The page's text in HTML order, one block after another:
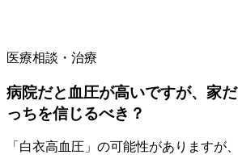
医療相談・治療
病院だと血圧が高いですが、家
っちを信じるべき？
「白衣高血圧」の可能性がありますが